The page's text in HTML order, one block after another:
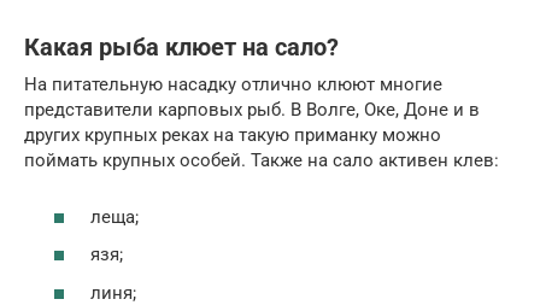
Какая рыба клюет на сало?
На питательную насадку отлично клюют многие
представители карповых рыб. В Волге, Оке, Доне и в
других крупных реках на такую приманку можно
поймать крупных особей. Также на сало активен клев:
леща;
язя;
линя;